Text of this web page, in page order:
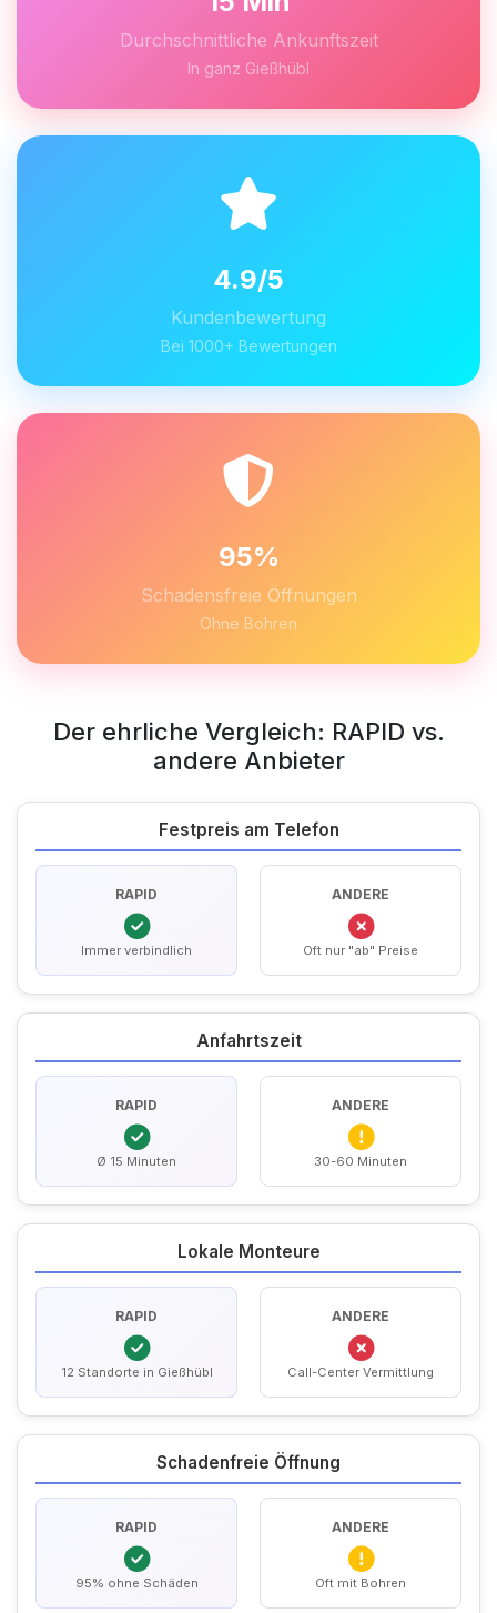
Durchschnittliche Ankunftszeit
In ganz Gießhübl
4.9/5
Kundenbewertung
Bei 1000+ Bewertungen
95%
Schadensfreie Öffnungen
Ohne Bohren
Der ehrliche Vergleich: RAPID vs.
andere Anbieter
Festpreis am Telefon
RAPID
Immer verbindlich
ANDERE
Oft nur "ab" Preise
Anfahrtszeit
RAPID
Ø 15 Minuten
ANDERE
30-60 Minuten
Lokale Monteure
RAPID
12 Standorte in Gießhübl
ANDERE
Call-Center Vermittlung
Schadenfreie Öffnung
RAPID
95% ohne Schäden
ANDERE
Oft mit Bohren